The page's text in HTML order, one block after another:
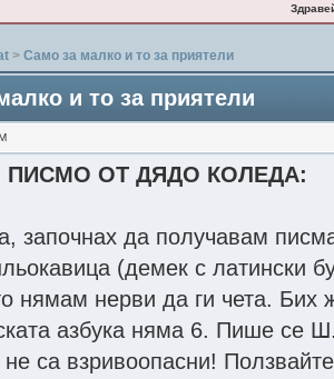
>Само за малко и то за приятели
и то за приятели
ПИСМО ОТ ДЯДО КОЛЕДА:
започнах да получавам
(демек с латински
нямам нерви да ги чета.
азбука няма 6. Пише се
не са взривоопасни!